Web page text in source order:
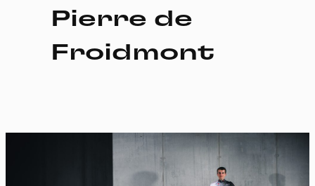
Pierre de
Froidmont